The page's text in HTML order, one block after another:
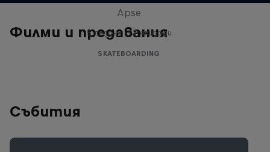
Филми и предавания
Apse
5 сезони · 27 епизоди
SKATEBOARDING
Събития